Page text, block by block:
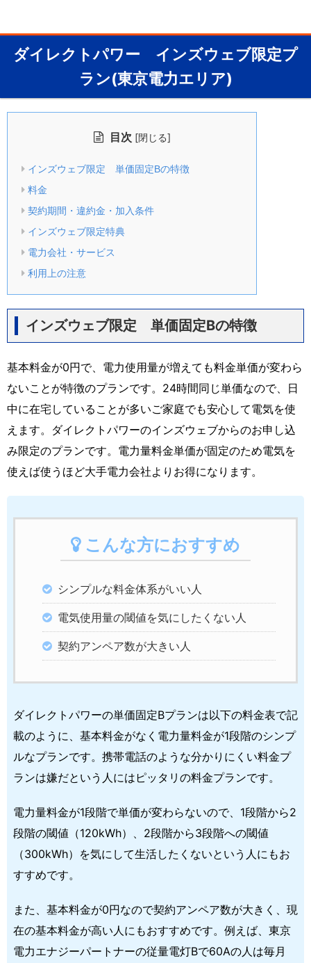
ダイレクトパワー インズウェブ限定プ
ラン(東京電力エリア)
目次 [閉じる]
インズウェブ限定 単価固定Bの特徴
料金
契約期間・違約金・加入条件
インズウェブ限定特典
電力会社・サービス
利用上の注意
インズウェブ限定 単価固定Bの特徴
基本料金が0円で、電力使用量が増えても料金単価が変わら
ないことが特徴のプランです。24時間同じ単価なので、日
中に在宅していることが多いご家庭でも安心して電気を使
えます。ダイレクトパワーのインズウェブからのお申し込
み限定のプランです。電力量料金単価が固定のため電気を
使えば使うほど大手電力会社よりお得になります。
こんな方におすすめ
シンプルな料金体系がいい人
電気使用量の閾値を気にしたくない人
契約アンペア数が大きい人
ダイレクトパワーの単価固定Bプランは以下の料金表で記
載のように、基本料金がなく電力量料金が1段階のシンプ
ルなプランです。携帯電話のような分かりにくい料金プ
ランは嫌だという人にはピッタリの料金プランです。
電力量料金が1段階で単価が変わらないので、1段階から2
段階の閾値（120kWh）、2段階から3段階への閾値
（300kWh）を気にして生活したくないという人にもお
すすめです。
また、基本料金が0円なので契約アンペア数が大きく、現
在の基本料金が高い人にもおすすめです。例えば、東京
電力エナジーパートナーの従量電灯Bで60Aの人は毎月